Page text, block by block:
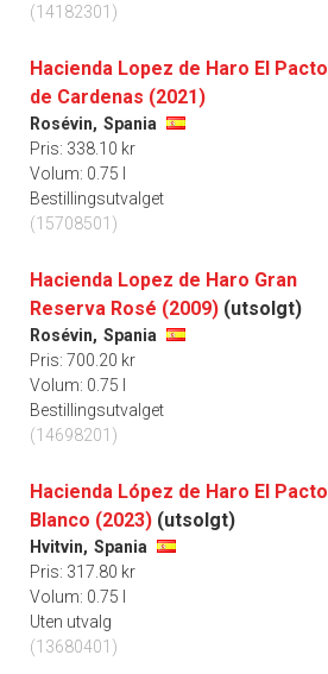
(14182301)
Hacienda Lopez de Haro El Pacto
de Cardenas (2021)
Rosévin, Spania
Pris: 338.10 kr
Volum: 0.75 l
Bestillingsutvalget
(15708501)
Hacienda Lopez de Haro Gran
Reserva Rosé (2009) (utsolgt)
Rosévin, Spania
Pris: 700.20 kr
Volum: 0.75 l
Bestillingsutvalget
(14698201)
Hacienda López de Haro El Pacto
Blanco (2023) (utsolgt)
Hvitvin, Spania
Pris: 317.80 kr
Volum: 0.75 l
Uten utvalg
(13680401)